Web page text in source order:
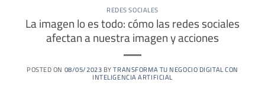
REDES SOCIALES
La imagen lo es todo: cómo las redes sociales
afectan a nuestra imagen y acciones
POSTED ON 08/05/2023BYTRANSFORMA TU NEGOCIO DIGITAL CON
INTELIGENCIA ARTIFICIAL